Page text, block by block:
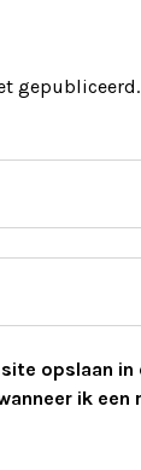
gepubliceerd.
opslaan
ik